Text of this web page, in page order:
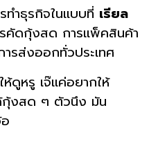
ำธุรกิจในแบบที่ เรียล
คัดกุ้งสด การแพ็คสินค้า
รส่งออกทั่วประเทศ
ห้ดูหรู เจ๊แค่อยากให้
กุ้งสด ๆ ตัวนึง มัน